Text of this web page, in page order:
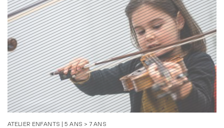
ATELIER ENFANTS | 5 ANS > 7 ANS